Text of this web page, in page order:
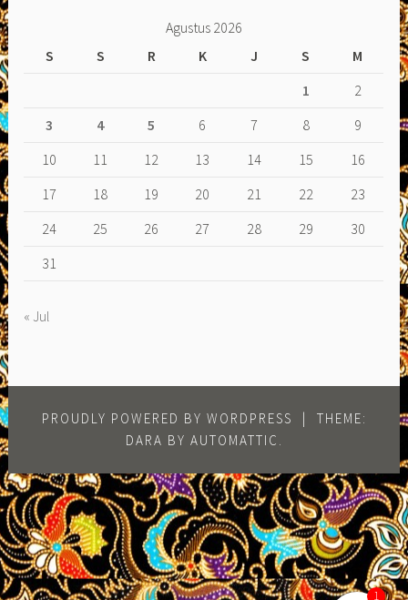
Agustus 2026
S
S R K J S
M
1
2
3
4 5 6 7 8
9
10
11 12 13 14 15
16
17
18 19 20 21 22
23
24
25 26 27 28 29
30
31
« Jul
PROUDLY POWERED BY WORDPRESS |
THEME:
DARA BY AUTOMATTIC .
1